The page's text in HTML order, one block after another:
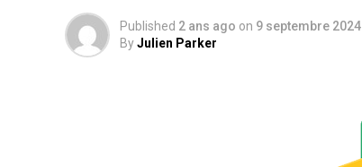
Published 2 ans ago on 9 septembre 2024
ByJulien Parker